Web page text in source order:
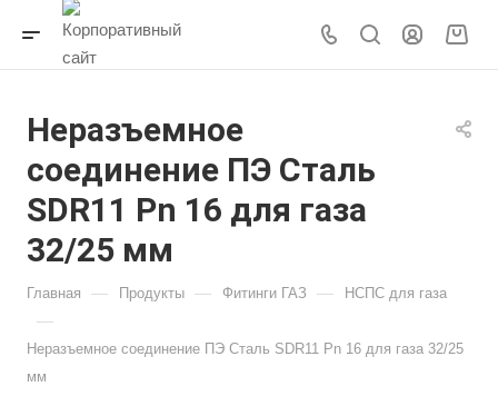
Неразъемное
соединение ПЭ Сталь
SDR11 Pn 16 для газа
32/25 мм
Главная — Продукты — Фитинги ГАЗ — НСПС для газа
—
Неразъемное соединение ПЭ Сталь SDR11 Pn 16 для газа 32/25
мм